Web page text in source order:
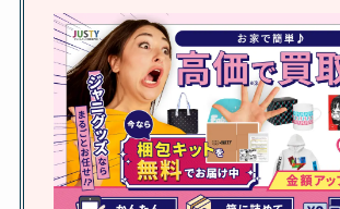
や田中樹との関
担降りしたらグ
メルカリ・捨て
る声も調査！